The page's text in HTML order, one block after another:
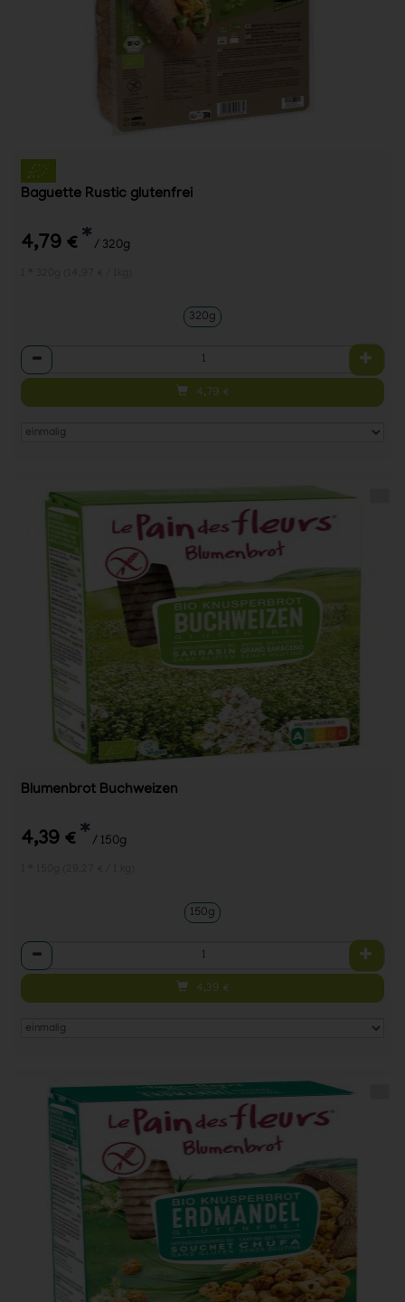
Baguette Rustic glutenfrei
4,79 € * / 320g
320g
Anzahl
4,79 €
Blumenbrot Buchweizen
4,39 € * / 150g
150g
Anzahl
4,39 €